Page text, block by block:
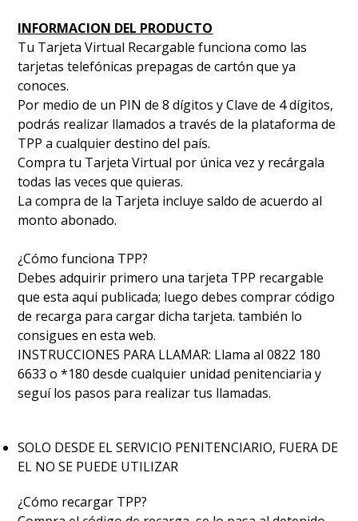
INFORMACION DEL PRODUCTO
Tu Tarjeta Virtual Recargable funciona como las
tarjetas telefónicas prepagas de cartón que ya
conoces.
Por medio de un PIN de 8 dígitos y Clave de 4 dígitos,
podrás realizar llamados a través de la plataforma de
TPP a cualquier destino del país.
Compra tu Tarjeta Virtual por única vez y recárgala
todas las veces que quieras.
La compra de la Tarjeta incluye saldo de acuerdo al
monto abonado.
¿Cómo funciona TPP?
Debes adquirir primero una tarjeta TPP recargable
que esta aqui publicada; luego debes comprar código
de recarga para cargar dicha tarjeta. también lo
consigues en esta web.
INSTRUCCIONES PARA LLAMAR: Llama al 0822 180
6633 o *180 desde cualquier unidad penitenciaria y
seguí los pasos para realizar tus llamadas.
SOLO DESDE EL SERVICIO PENITENCIARIO, FUERA DE
EL NO SE PUEDE UTILIZAR
¿Cómo recargar TPP?